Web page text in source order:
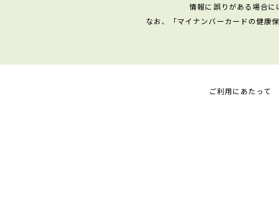
情報に誤りがある場合に
なお、「マイナンバーカードの健康
ご利用にあたって